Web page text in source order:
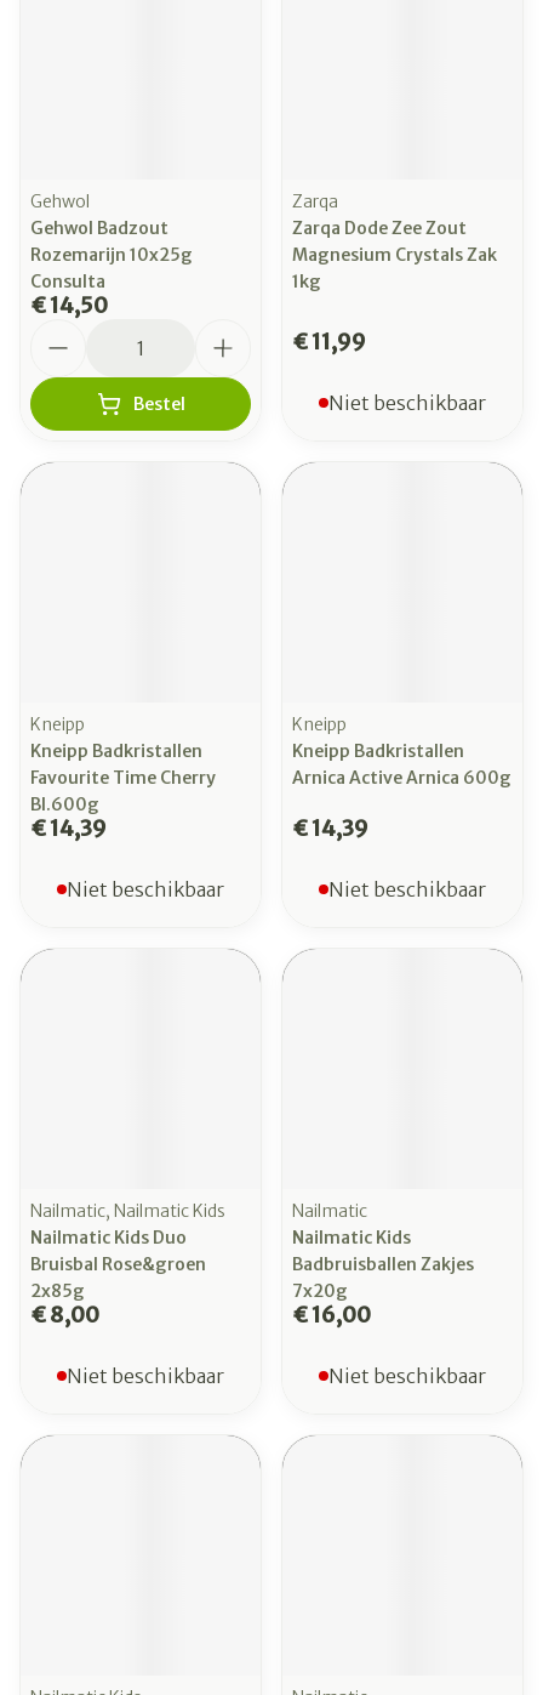
Gehwol
Gehwol Badzout
Rozemarijn 10x25g
Consulta
€ 14,50
Bestel
Zarqa
Zarqa Dode Zee Zout
Magnesium Crystals Zak
1kg
€ 11,99
Niet beschikbaar
Kneipp
Kneipp Badkristallen
Favourite Time Cherry
Bl.600g
€ 14,39
Niet beschikbaar
Kneipp
Kneipp Badkristallen
Arnica Active Arnica 600g
€ 14,39
Niet beschikbaar
Nailmatic, Nailmatic Kids
Nailmatic Kids Duo
Bruisbal Rose&groen
2x85g
€ 8,00
Niet beschikbaar
Nailmatic
Nailmatic Kids
Badbruisballen Zakjes
7x20g
€ 16,00
Niet beschikbaar